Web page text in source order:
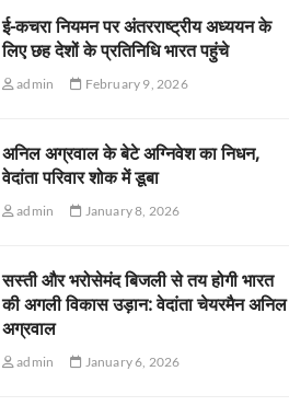
ई-कचरा नियमन पर अंतरराष्ट्रीय अध्ययन के
लिए छह देशों के प्रतिनिधि भारत पहुंचे
admin February 9, 2026
अनिल अग्रवाल के बेटे अग्निवेश का निधन,
वेदांता परिवार शोक में डूबा
admin January 8, 2026
सस्ती और भरोसेमंद बिजली से तय होगी भारत
की अगली विकास उड़ान: वेदांता चेयरमैन अनिल
अग्रवाल
admin January 6, 2026